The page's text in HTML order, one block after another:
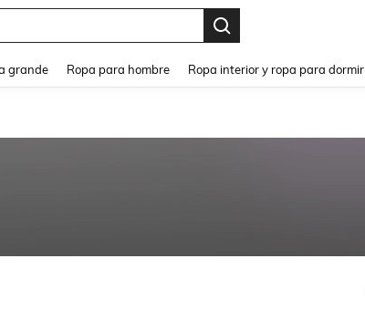
grande Ropa para hombre Ropa interior y ropa para dormir